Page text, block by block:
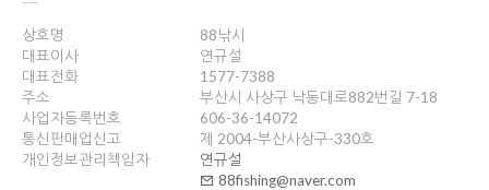
상호명
88낚시
대표이사
연규설
대표전화
1577-7388
주소
부산시 사상구 낙동대로882번길 7-18
사업자등록번호
606-36-14072
통신판매업신고
제 2004-부산사상구-330호
개인정보관리책임자
연규설
88fishing@naver.com